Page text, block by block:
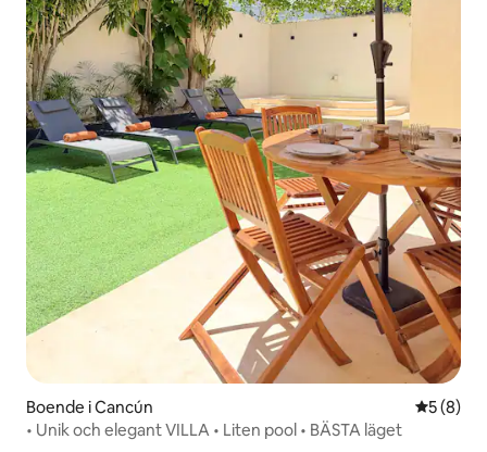
Boende i Cancún 5 av 5 i
5 (8)
• Unik och elegant VILLA • Liten pool • BÄSTA läget